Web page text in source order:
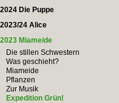
2024 Die Puppe
2023/24 Alice
2023 Miameide
Die stillen Schwestern
Was geschieht?
Miameide
Pflanzen
Zur Musik
Expedition Grün!